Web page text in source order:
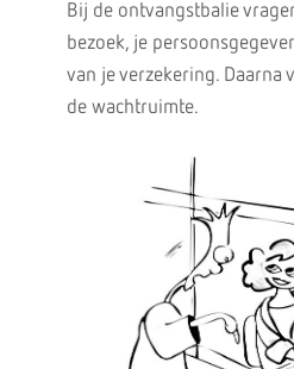
Bij de ontvangstbalie
bezoek, je
van je verzekering. Daarna
de wachtruimte.